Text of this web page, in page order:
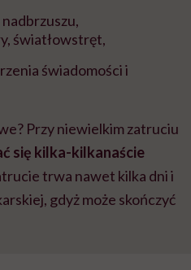
światłowstręt,
świadomości i
Przy niewielkim zatruciu
się kilka-kilkanaście
trwa nawet kilka dni i
gdyż może skończyć